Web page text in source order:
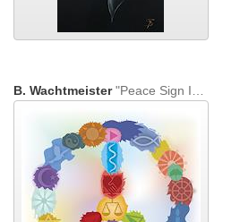
B. Wachtmeister"Peace Sign In Colors"